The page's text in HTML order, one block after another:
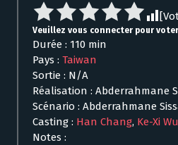
Veuillez vous connecter pour voter
Durée : 110 min
Pays : Taiwan
Sortie : N/A
Réalisation : Abderrahmane
Scénario : Abderrahmane
Casting : Han Chang, Ke-Xi Wu
Notes :